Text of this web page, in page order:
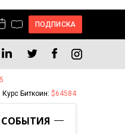
ПОДПИСКА
Курс Биткоин: $64584